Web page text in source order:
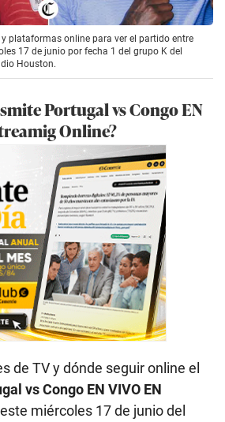
plataformas online para ver el partido entre
17 de junio por fecha 1 del grupo K del
Houston.
Portugal vs Congo EN
Online?
de TV y dónde seguir online el
vs Congo EN VIVO EN
miércoles 17 de junio del